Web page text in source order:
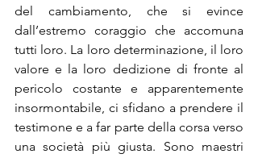
del cambiamento, che si evince
dall’estremo coraggio che accomuna
tutti loro. La loro determinazione, il loro
valore e la loro dedizione di fronte al
pericolo costante e apparentemente
insormontabile, ci sfidano a prendere il
testimone e a far parte della corsa verso
una società più giusta. Sono maestri